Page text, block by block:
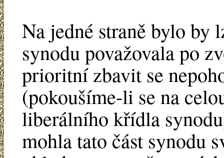
Na jedné straně bylo by
synodu považovala po
prioritní zbavit se
(pokoušíme-li se na
liberálního křídla
mohla tato část synodu